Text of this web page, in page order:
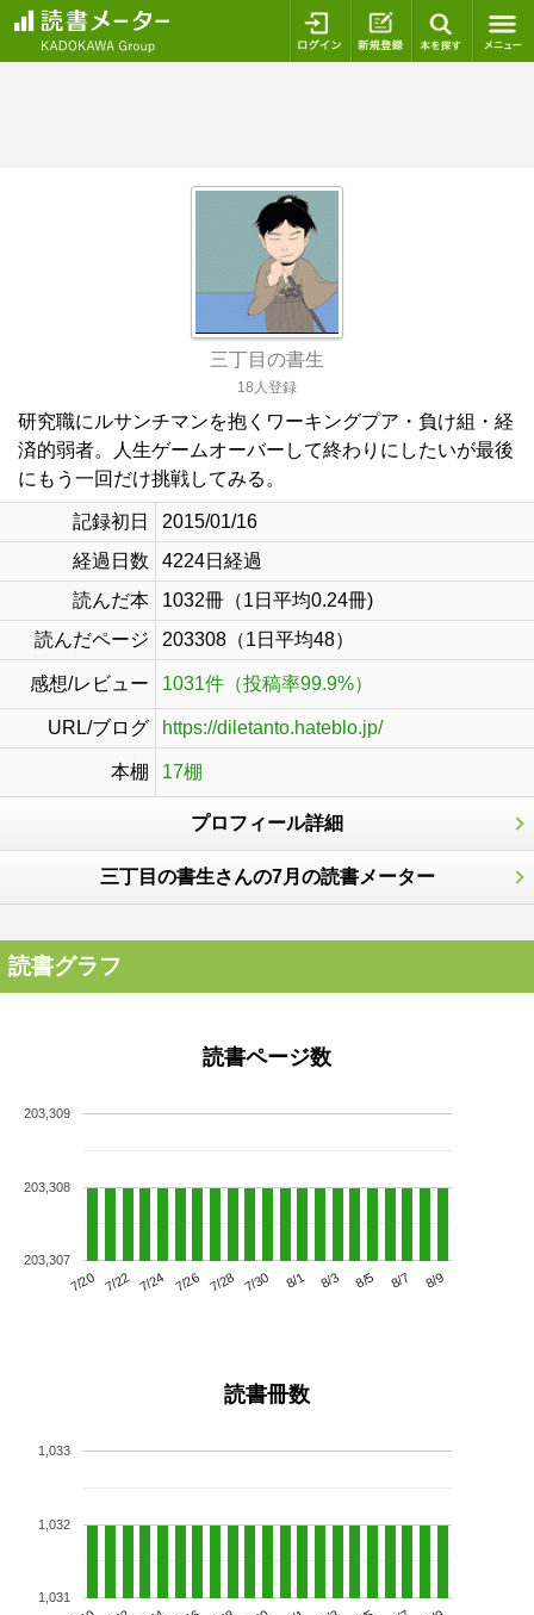
ログイン 新規登録
三丁目の書生
18人登録
研究職にルサンチマンを抱くワーキングプア・負け組・経
済的弱者。人生ゲームオーバーして終わりにしたいが最後
にもう一回だけ挑戦してみる。
記録初日
2015/01/16
経過日数
4224日経過
読んだ本
1032冊（1日平均0.24冊)
読んだページ
203308（1日平均48）
感想/レビュー 1031件（投稿率99.9%）
URL/ブログ https://diletanto.hateblo.jp/
本棚 17棚
プロフィール詳細
三丁目の書生さんの7月の読書メーター
読書グラフ
読書ページ数
7/20 7/22 7/24 7/26 7/28 7/30 8/1 8/3 8/5 8/7 8/9
203,307
203,308
203,309
読書冊数
1,031
1,032
1,033